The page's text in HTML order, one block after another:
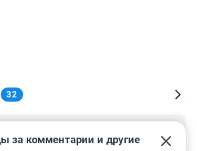
32
за комментарии и другие